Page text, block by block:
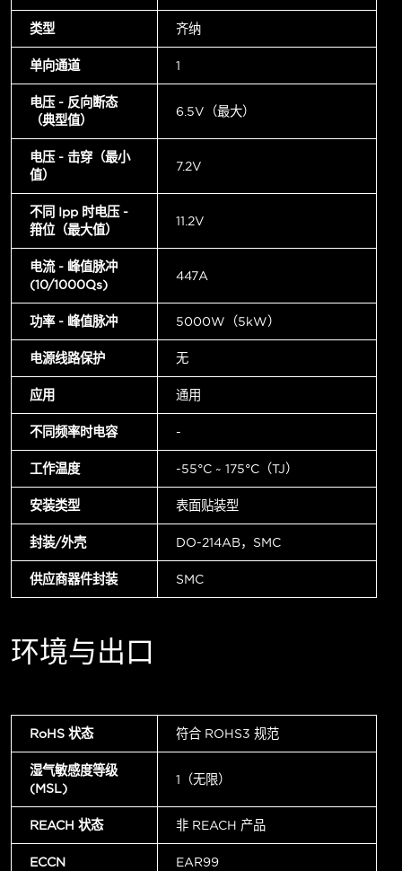
类型 齐纳
单向通道 1
电压 - 反向断态
（典型值）
6.5V（最大）
电压 - 击穿（最小
值）
7.2V
不同 Ipp 时电压 -
箝位（最大值）
11.2V
电流 - 峰值脉冲
(10/1000µs)
447A
功率 - 峰值脉冲 5000W（5kW）
电源线路保护 无
应用 通用
不同频率时电容 -
工作温度 -55°C ~ 175°C（TJ）
安装类型 表面贴装型
封装/外壳 DO-214AB，SMC
供应商器件封装 SMC
环境与出口
RoHS 状态 符合 ROHS3 规范
湿气敏感度等级
(MSL)
1（无限）
REACH 状态 非 REACH 产品
ECCN EAR99